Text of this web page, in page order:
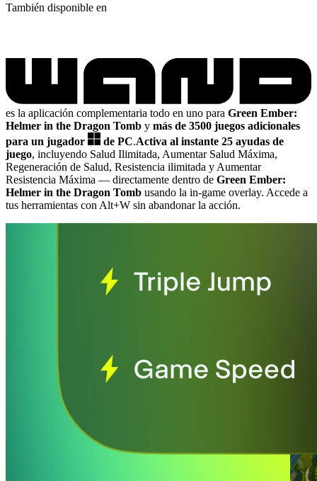
También disponible en
es la aplicación complementaria todo en uno para Green Ember:
Helmer in the Dragon Tomb y más de 3500 juegos adicionales
para un jugador
de PC.Activa al instante 25 ayudas de
juego, incluyendo Salud Ilimitada, Aumentar Salud Máxima,
Regeneración de Salud, Resistencia ilimitada y Aumentar
Resistencia Máxima — directamente dentro de Green Ember:
Helmer in the Dragon Tomb usando la in-game overlay. Accede a
tus herramientas con Alt+W sin abandonar la acción.